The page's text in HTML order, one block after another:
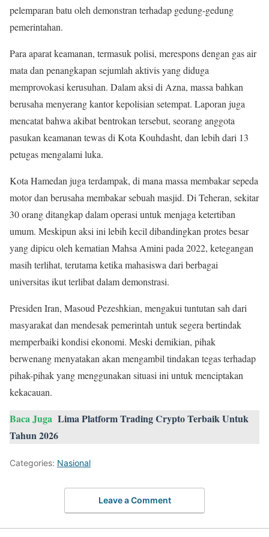
pelemparan batu oleh demonstran terhadap gedung-gedung
pemerintahan.
Para aparat keamanan, termasuk polisi, merespons dengan gas air
mata dan penangkapan sejumlah aktivis yang diduga
memprovokasi kerusuhan. Dalam aksi di Azna, massa bahkan
berusaha menyerang kantor kepolisian setempat. Laporan juga
mencatat bahwa akibat bentrokan tersebut, seorang anggota
pasukan keamanan tewas di Kota Kouhdasht, dan lebih dari 13
petugas mengalami luka.
Kota Hamedan juga terdampak, di mana massa membakar sepeda
motor dan berusaha membakar sebuah masjid. Di Teheran, sekitar
30 orang ditangkap dalam operasi untuk menjaga ketertiban
umum. Meskipun aksi ini lebih kecil dibandingkan protes besar
yang dipicu oleh kematian Mahsa Amini pada 2022, ketegangan
masih terlihat, terutama ketika mahasiswa dari berbagai
universitas ikut terlibat dalam demonstrasi.
Presiden Iran, Masoud Pezeshkian, mengakui tuntutan sah dari
masyarakat dan mendesak pemerintah untuk segera bertindak
memperbaiki kondisi ekonomi. Meski demikian, pihak
berwenang menyatakan akan mengambil tindakan tegas terhadap
pihak-pihak yang menggunakan situasi ini untuk menciptakan
kekacauan.
Baca Juga Lima Platform Trading Crypto Terbaik Untuk
Tahun 2026
Categories: Nasional
Leave a Comment